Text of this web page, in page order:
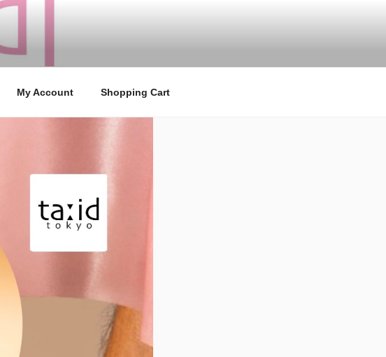
suzette日本正規取扱店 ククシュゼット 店舗 クク
My Account Shopping Cart